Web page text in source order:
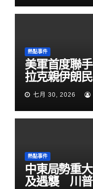
熱點事件
美軍首度聯
拉克親伊朗
七月 30, 2026
熱點事件
中東局勢重
及遇襲 川普